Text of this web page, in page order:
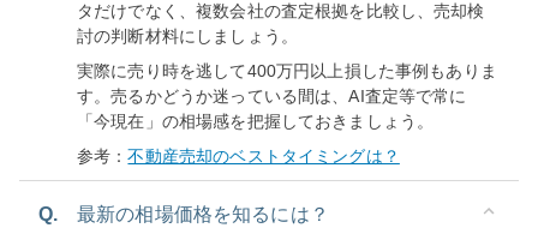
タだけでなく、複数会社の査定根拠を比較し、売却検
討の判断材料にしましょう。
実際に売り時を逃して400万円以上損した事例もありま
す。売るかどうか迷っている間は、AI査定等で常に
「今現在」の相場感を把握しておきましょう。
参考：不動産売却のベストタイミングは？
Q. 最新の相場価格を知るには？